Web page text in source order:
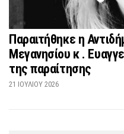
Παραιτήθηκε η
Μεγανησίου κ .
της παραίτησης
21 ΙΟΥΛΊΟΥ 2026